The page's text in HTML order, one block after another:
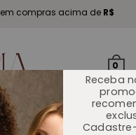
em compras acima de R$
0
Receba